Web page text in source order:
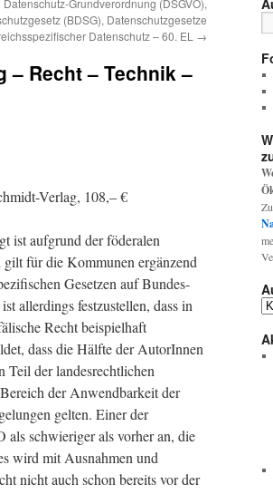
Datenschutz-Grundverordnung (DSGVO),
(BDSG), Datenschutzgesetze
Datenschutz – 60. EL →
– Recht – Technik –
Verlag, 108,– €
ist aufgrund der föderalen
für die Kommunen ergänzend
Gesetzen auf Bundes-
allerdings festzustellen, dass in
Recht beispielhaft
dass die Hälfte der AutorInnen
Teil der landesrechtlichen
der Anwendbarkeit der
gelten. Einer der
als schwieriger als vorher an, die
wird mit Ausnahmen und
nicht auch schon bereits vor der